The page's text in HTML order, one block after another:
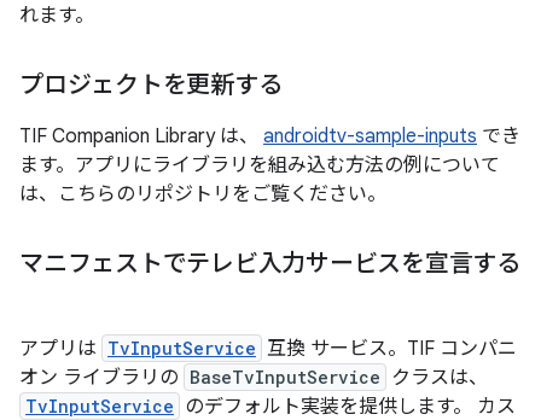
れます。
プロジェクトを更新する
TIF Companion Library は、 androidtv-sample-inputs でき
ます。アプリにライブラリを組み込む方法の例について
は、こちらのリポジトリをご覧ください。
マニフェストでテレビ入力サービスを宣言する
アプリは TvInputService 互換 サービス。TIF コンパニ
オン ライブラリの BaseTvInputService クラスは、
TvInputService のデフォルト実装を提供します。 カス